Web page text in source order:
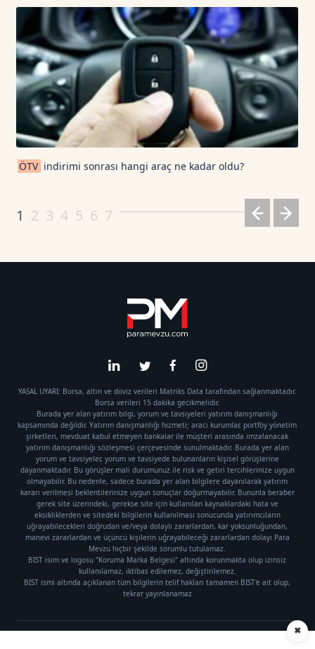
✖
ÖTV indirimi sonrası hangi araç ne kadar oldu?
1 2 3 4 5 6 7
YASAL UYARI: Borsa, altın ve döviz verileri Matriks Data tarafından sağlanmaktadır.
Borsa verileri 15 dakika gecikmelidir.
Burada yer alan yatırım bilgi, yorum ve tavsiyeleri yatırım danışmanlığı
kapsamında değildir. Yatırım danışmanlığı hizmeti; aracı kurumlar, portföy yönetim
şirketleri, mevduat kabul etmeyen bankalar ile müşteri arasında imzalanacak
yatırım danışmanlığı sözleşmesi çerçevesinde sunulmaktadır. Burada yer alan
yorum ve tavsiyeler, yorum ve tavsiyede bulunanların kişisel görüşlerine
dayanmaktadır. Bu görüşler mali durumunuz ile risk ve getiri tercihlerinize uygun
olmayabilir. Bu nedenle, sadece burada yer alan bilgilere dayanılarak yatırım
kararı verilmesi beklentilerinize uygun sonuçlar doğurmayabilir. Bununla beraber
gerek site üzerindeki, gerekse site için kullanılan kaynaklardaki hata ve
eksikliklerden ve sitedeki bilgilerin kullanılması sonucunda yatırımcıların
uğrayabilecekleri doğrudan ve/veya dolaylı zararlardan, kar yoksunluğundan,
manevi zararlardan ve üçüncü kişilerin uğrayabileceği zararlardan dolayı Para
Mevzu hiçbir şekilde sorumlu tutulamaz.
BIST isim ve logosu "Koruma Marka Belgesi" altında korunmakta olup izinsiz
kullanılamaz, iktibas edilemez, değiştirilemez.
BIST ismi altında açıklanan tüm bilgilerin telif hakları tamamen BIST'e ait olup,
tekrar yayınlanamaz